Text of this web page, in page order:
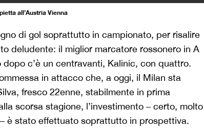
all’Austria Vienna
di gol soprattutto in campionato, per risalire
deludente: il miglior marcatore rossonero in A
c’è un centravanti, Kalinic, con quattro.
in attacco che, a oggi, il Milan sta
fresco 22enne, stabilmente in prima
scorsa stagione, l’investimento – certo, molto
è stato effettuato soprattutto in prospettiva.